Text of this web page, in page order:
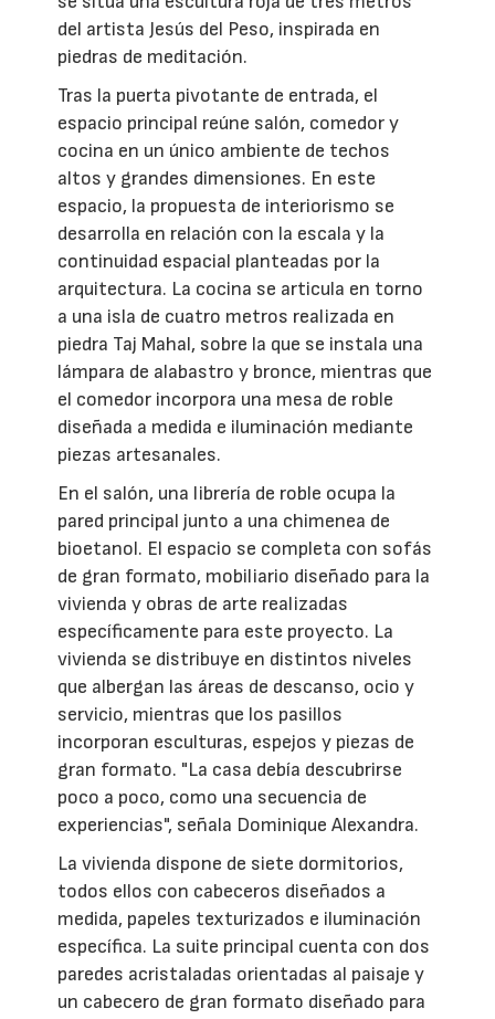
del artista Jesús del Peso, inspirada en
piedras de meditación.
Tras la puerta pivotante de entrada, el
espacio principal reúne salón, comedor y
cocina en un único ambiente de techos
altos y grandes dimensiones. En este
espacio, la propuesta de interiorismo se
desarrolla en relación con la escala y la
continuidad espacial planteadas por la
arquitectura. La cocina se articula en torno
a una isla de cuatro metros realizada en
piedra Taj Mahal, sobre la que se instala una
lámpara de alabastro y bronce, mientras que
el comedor incorpora una mesa de roble
diseñada a medida e iluminación mediante
piezas artesanales.
En el salón, una librería de roble ocupa la
pared principal junto a una chimenea de
bioetanol. El espacio se completa con sofás
de gran formato, mobiliario diseñado para la
vivienda y obras de arte realizadas
específicamente para este proyecto. La
vivienda se distribuye en distintos niveles
que albergan las áreas de descanso, ocio y
servicio, mientras que los pasillos
incorporan esculturas, espejos y piezas de
gran formato. "La casa debía descubrirse
poco a poco, como una secuencia de
experiencias", señala Dominique Alexandra.
La vivienda dispone de siete dormitorios,
todos ellos con cabeceros diseñados a
medida, papeles texturizados e iluminación
específica. La suite principal cuenta con dos
paredes acristaladas orientadas al paisaje y
un cabecero de gran formato diseñado para